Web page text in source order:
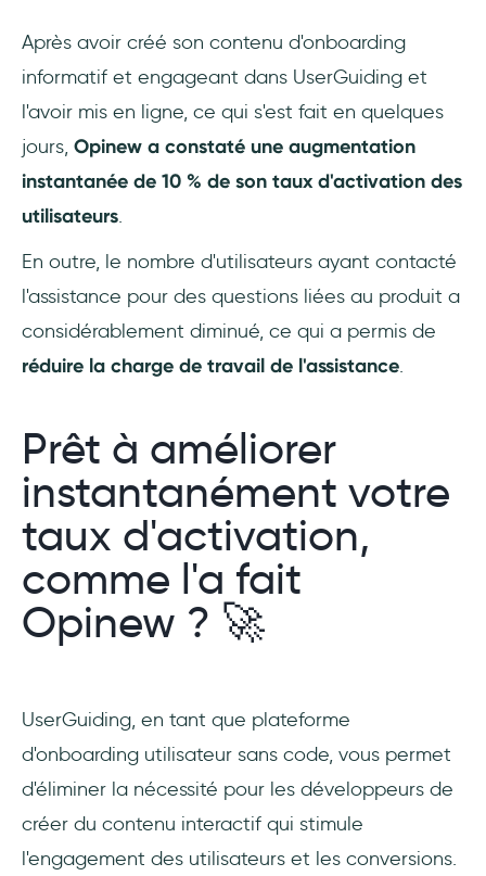
Après avoir créé son contenu d'onboarding
informatif et engageant dans UserGuiding et
l'avoir mis en ligne, ce qui s'est fait en quelques
jours, Opinew a constaté une augmentation
instantanée de 10 % de son taux d'activation des
utilisateurs.
En outre, le nombre d'utilisateurs ayant contacté
l'assistance pour des questions liées au produit a
considérablement diminué, ce qui a permis de
réduire la charge de travail de l'assistance.
Prêt à améliorer
instantanément votre
taux d'activation,
comme l'a fait
Opinew ? 🚀
UserGuiding, en tant que plateforme
d'onboarding utilisateur sans code, vous permet
d'éliminer la nécessité pour les développeurs de
créer du contenu interactif qui stimule
l'engagement des utilisateurs et les conversions.